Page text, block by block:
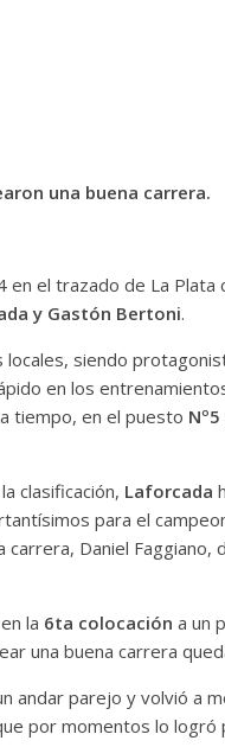
una buena carrera.
en el trazado de La Plata
y Gastón Bertoni.
siendo
en los
tiempo, en el puesto Nº5
clasificación, Laforcada
para el
Daniel
la 6ta colocación a un
una buena carrera
andar parejo y volvió a
por momentos lo